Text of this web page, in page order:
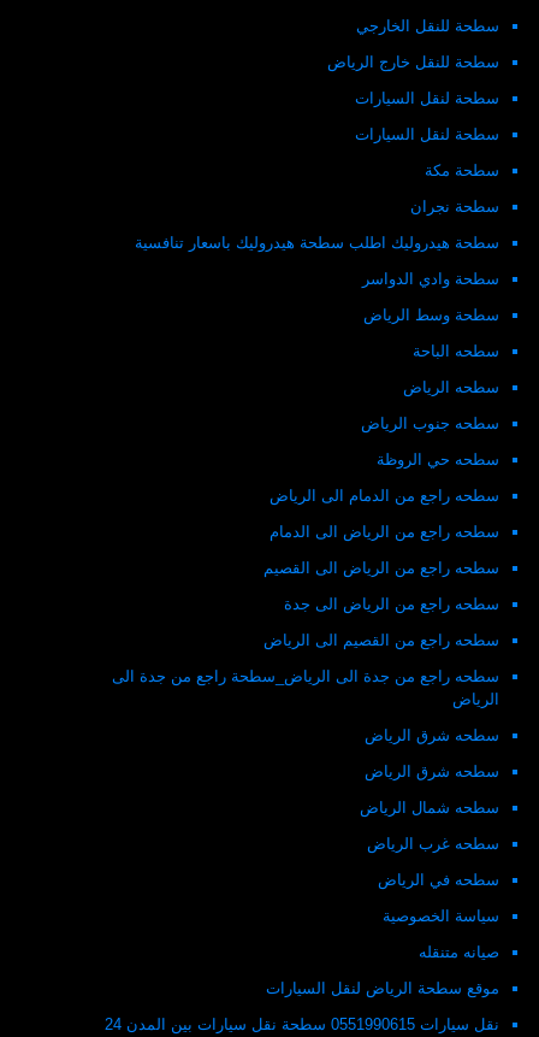
سطحة للنقل الخارجي
سطحة للنقل خارج الرياض
سطحة لنقل السيارات
سطحة لنقل السيارات
سطحة مكة
سطحة نجران
سطحة هيدروليك اطلب سطحة هيدروليك باسعار تنافسية
سطحة وادي الدواسر
سطحة وسط الرياض
سطحه الباحة
سطحه الرياض
سطحه جنوب الرياض
سطحه حي الروظة
سطحه راجع من الدمام الى الرياض
سطحه راجع من الرياض الى الدمام
سطحه راجع من الرياض الى القصيم
سطحه راجع من الرياض الى جدة
سطحه راجع من القصيم الى الرياض
سطحه راجع من جدة الى الرياض_سطحة راجع من جدة الى
الرياض
سطحه شرق الرياض
سطحه شرق الرياض
سطحه شمال الرياض
سطحه غرب الرياض
سطحه في الرياض
سياسة الخصوصية
صيانه متنقله
موقع سطحة الرياض لنقل السيارات
نقل سيارات 0551990615 سطحة نقل سيارات بين المدن 24